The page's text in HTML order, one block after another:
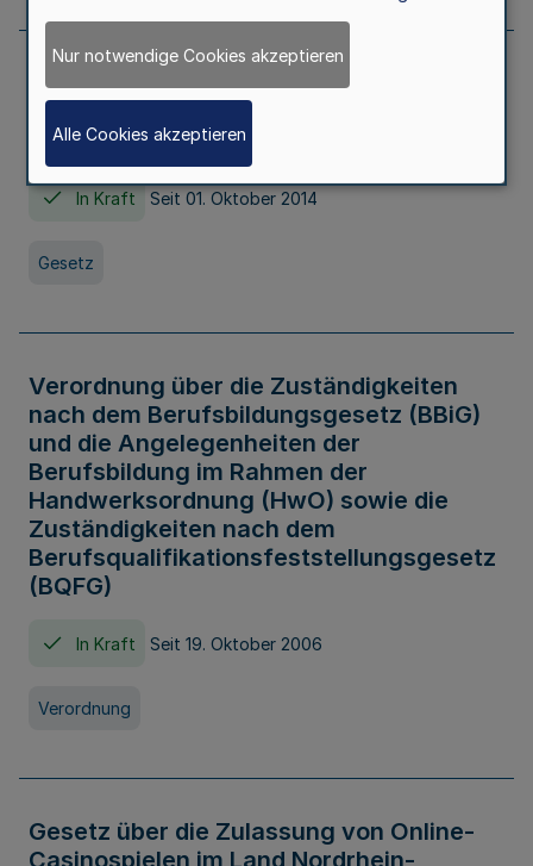
Gesetz über die Hochschulen des Landes
Nordrhein-Westfalen (Hochschulgesetz -
HG)
In Kraft Seit 01. Oktober 2014
Gesetz
Verordnung über die Zuständigkeiten
nach dem Berufsbildungsgesetz (BBiG)
und die Angelegenheiten der
Berufsbildung im Rahmen der
Handwerksordnung (HwO) sowie die
Zuständigkeiten nach dem
Berufsqualifikationsfeststellungsgesetz
(BQFG)
In Kraft Seit 19. Oktober 2006
Verordnung
Gesetz über die Zulassung von Online-
Casinospielen im Land Nordrhein-
Nur notwendige Cookies akzeptieren
Alle Cookies akzeptieren